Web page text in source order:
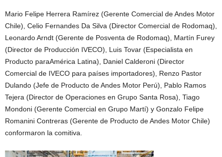
Mario Felipe Herrera Ramírez (Gerente Comercial de Andes Motor
Chile), Celio Fernandes Da Silva (Director Comercial de Rodomaq),
Leonardo Arndt (Gerente de Posventa de Rodomaq), Martín Furey
(Director de Producción IVECO), Luis Tovar (Especialista en
Producto paraAmérica Latina), Daniel Calderoni (Director
Comercial de IVECO para países importadores), Renzo Pastor
Dulando (Jefe de Producto de Andes Motor Perú), Pablo Ramos
Tejera (Director de Operaciones en Grupo Santa Rosa), Tiago
Mondoni (Gerente Comercial en Grupo Martí) y Gonzalo Felipe
Romanini Contreras (Gerente de Producto de Andes Motor Chile)
conformaron la comitiva.